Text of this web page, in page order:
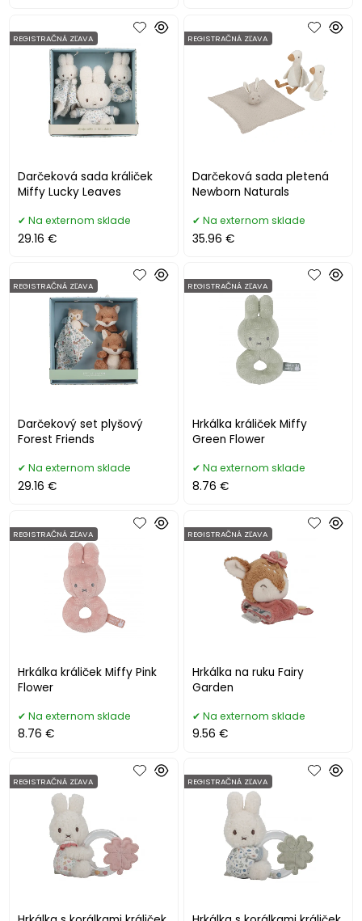
Darčeková sada králiček
Miffy Lucky Leaves
REGISTRAČNÁ ZĽAVA
Na externom sklade
29.16 €
Darčeková sada pletená
Newborn Naturals
REGISTRAČNÁ ZĽAVA
Na externom sklade
35.96 €
Darčekový set plyšový
Forest Friends
REGISTRAČNÁ ZĽAVA
Na externom sklade
29.16 €
Hrkálka králiček Miffy
Green Flower
REGISTRAČNÁ ZĽAVA
Na externom sklade
8.76 €
Hrkálka králiček Miffy Pink
Flower
REGISTRAČNÁ ZĽAVA
Na externom sklade
8.76 €
Hrkálka na ruku Fairy
Garden
REGISTRAČNÁ ZĽAVA
Na externom sklade
9.56 €
REGISTRAČNÁ ZĽAVA REGISTRAČNÁ ZĽAVA